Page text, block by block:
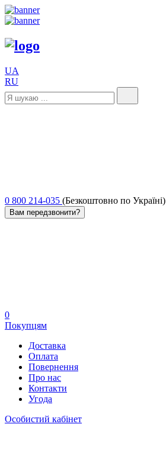
UA
RU
0 800 214-035 (Безкоштовно по Україні)
Вам передзвонити?
0
Покупцям
Доставка
Оплата
Повернення
Про нас
Контакти
Угода
Особистий кабінет